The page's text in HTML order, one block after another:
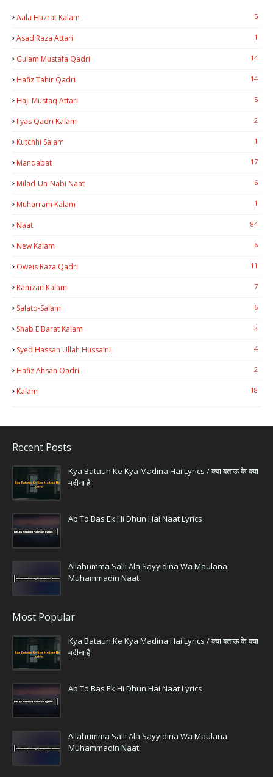
Aala Hazrat Kalam 5
Asad Raza Attari 1
Gulam Mustafa Qadri 14
Hafiz Tahir Qadri 14
Haji Mustaq Attari 5
Ilyas Qadri Kalam 2
Kutchhi Salam 1
Manqabat 17
Milad-Un-Nabi Naat 6
Muharram Kalam 1
Naat 84
New Kalam 6
Oweis Raza Qadri 11
Ramzan Kalam 7
Salato-Salam 6
Shab E Barat Kalam 2
Syed Hassan Ullah Hussaini 4
Hafiz Ahsan Qadri 2
Kalam 18
Recent Posts
Kya Bataun Ke Kya Madina Hai Lyrics / क्या बताऊ के क्या
मदीना है
Ab To Bas Ek Hi Dhun Hai Naat Lyrics
Allahumma Salli Ala Sayyidina Wa Maulana
Muhammadin Naat
Most Popular
Kya Bataun Ke Kya Madina Hai Lyrics / क्या बताऊ के क्या
मदीना है
Ab To Bas Ek Hi Dhun Hai Naat Lyrics
Allahumma Salli Ala Sayyidina Wa Maulana
Muhammadin Naat